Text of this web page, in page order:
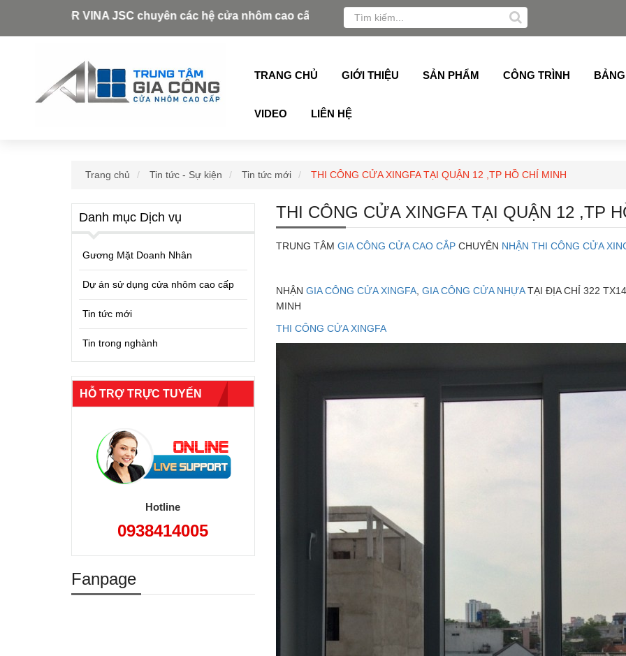
VINA JSC chuyên các hệ cửa nhôm cao cấp như: Xingfa, Alukey, Grober, Pmi, Germany, Topalu, Technan,
TRANG CHỦ GIỚI THIỆU SẢN PHẨM CÔNG TRÌNH
VIDEO LIÊN HỆ
Trang chủ Tin tức - Sự kiện Tin tức mới THI CÔNG CỬA XINGFA TẠI QUẬN 12 ,TP HỒ CHÍ MINH
Danh mục Dịch vụ
Gương Mặt Doanh Nhân
Dự án sử dụng cửa nhôm cao cấp
Tin tức mới
Tin trong nghành
HỖ TRỢ TRỰC TUYẾN
Hotline
0938414005
Fanpage
THI CÔNG CỬA XINGFA TẠI QUẬN 12 ,TP
TRUNG TÂM GIA CÔNG CỬA CAO CẮPCHUYÊN NHẬN THI CÔNG CỬA
NHẬN GIA CÔNG CỬA XINGFA, GIA CÔNG CỬA NHỰATẠI ĐỊA CHỈ 322
MINH
THI CÔNG CỬA XINGFA